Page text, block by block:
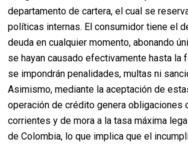
Esta práctica es segura siempre que se
razonables y condiciones
departamento de cartera, el cual se
políticas internas. El consumidor tiene el
deuda en cualquier momento, abonando
se hayan causado efectivamente hasta la
se impondrán penalidades, multas ni
Asimismo, mediante la aceptación de
operación de crédito genera
corrientes y de mora a la tasa máxima
de Colombia, lo que implica que el